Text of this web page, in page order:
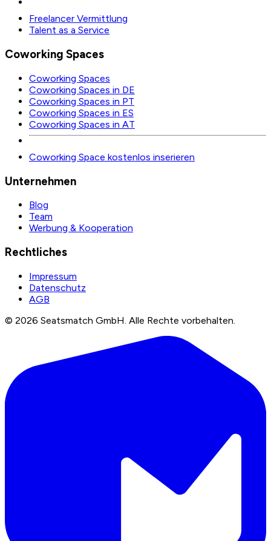
Freelancer Vermittlung
Talent as a Service
Coworking Spaces
Coworking Spaces
Coworking Spaces in DE
Coworking Spaces in PT
Coworking Spaces in ES
Coworking Spaces in AT
Coworking Space kostenlos inserieren
Unternehmen
Blog
Team
Werbung & Kooperation
Rechtliches
Impressum
Datenschutz
AGB
© 2026 Seatsmatch GmbH. Alle Rechte vorbehalten.